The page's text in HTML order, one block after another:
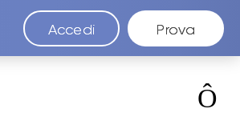
Accedi Prova